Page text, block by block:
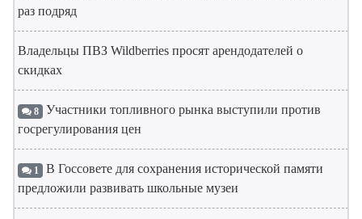
раз подряд
Владельцы ПВЗ Wildberries просят арендодателей о
скидках
8 Участники топливного рынка выступили против
госрегулирования цен
1 В Госсовете для сохранения исторической памяти
предложили развивать школьные музеи